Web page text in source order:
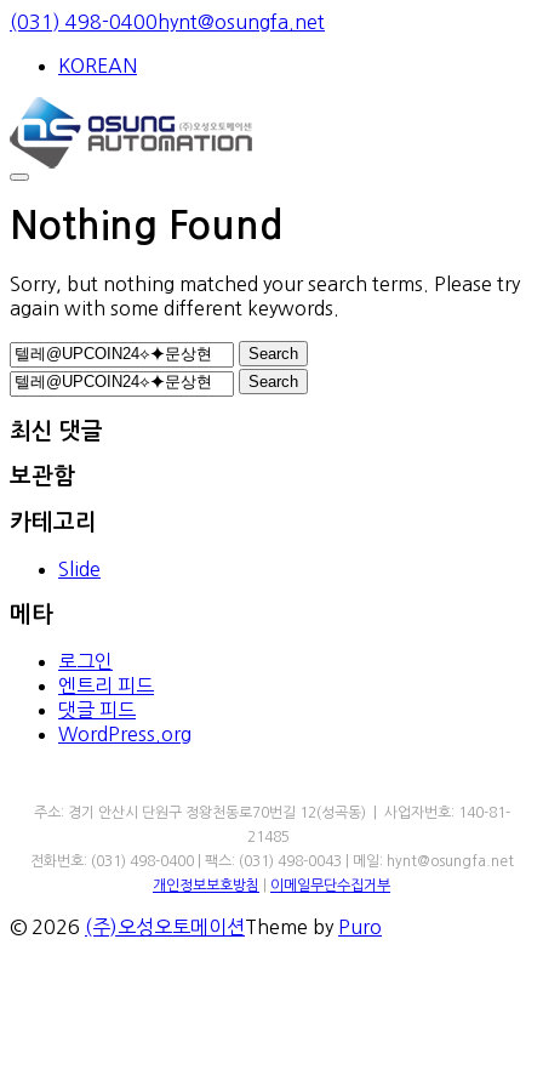
Skip
content
(031) 498-0400 hynt@osungfa.net
KOREAN
Nothing Found
Sorry, but nothing matched your search terms. Please try
again with some different keywords.
Search
for:
Search
for:
최신 댓글
보관함
카테고리
Slide
메타
로그인
엔트리 피드
댓글 피드
WordPress.org
주소: 경기 안산시 단원구 정왕천동로70번길 12(성곡동) | 사업자번호: 140-81-
21485
전화번호: (031) 498-0400 | 팩스: (031) 498-0043 | 메일: hynt@osungfa.net
개인정보보호방침
이메일무단수집거부
© 2026 (주)오성오토메이션Theme by Puro